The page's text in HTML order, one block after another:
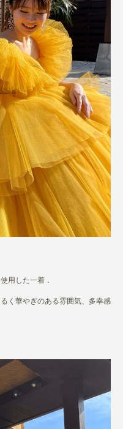
用した一着．
く華やぎのある雰囲気、多幸感